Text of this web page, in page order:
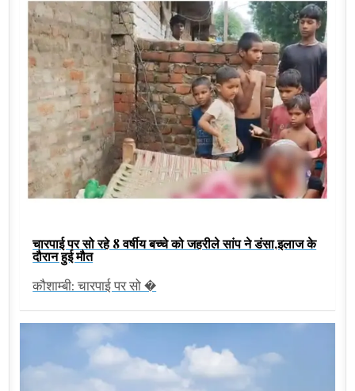
चारपाई पर सो रहे 8 वर्षीय बच्चे को जहरीले सांप ने डंसा,इलाज के
दौरान हुई मौत
कौशाम्बी: चारपाई पर सो �